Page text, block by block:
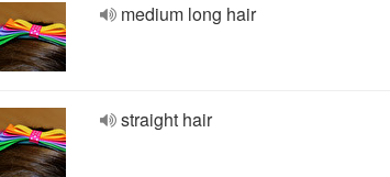
medium long hair
straight hair